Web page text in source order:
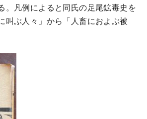
。凡例によると同氏の足尾鉱毒史を
叫ぶ人々」から「人畜におよぶ被